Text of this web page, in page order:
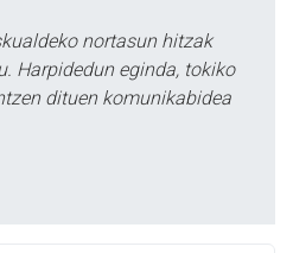
nortasun hitzak
Harpidedun eginda, tokiko
dituen komunikabidea